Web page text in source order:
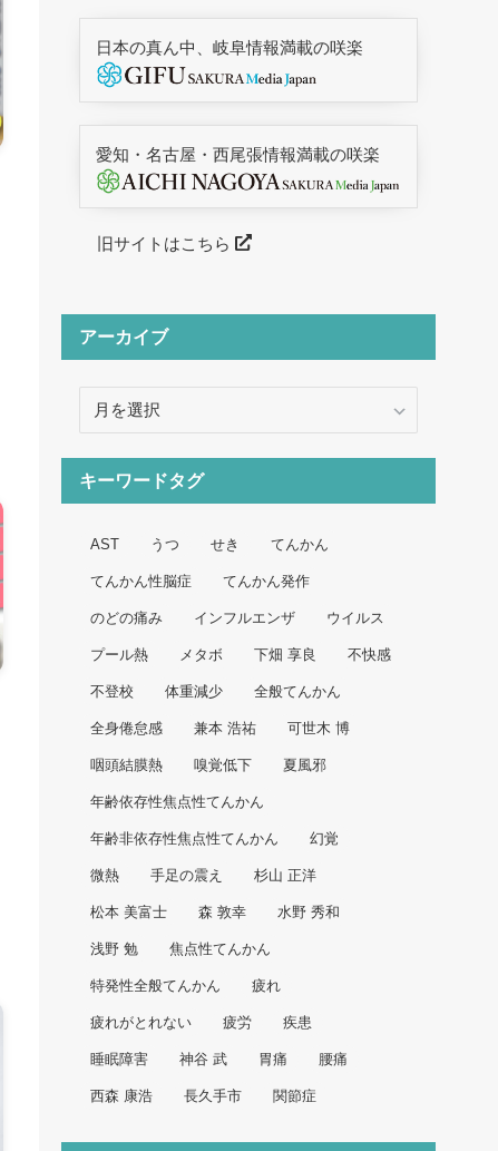
日本の真ん中、岐阜情報満載の咲楽
愛知・名古屋・西尾張情報満載の咲楽
旧サイトはこちら
アーカイブ
イ
ブ
キーワードタグ
AST うつ せき てんかん
てんかん性脳症 てんかん発作
のどの痛み インフルエンザ ウイルス
プール熱 メタボ 下畑 享良 不快感
不登校 体重減少 全般てんかん
全身倦怠感 兼本 浩祐 可世木 博
咽頭結膜熱 嗅覚低下 夏風邪
年齢依存性焦点性てんかん
年齢非依存性焦点性てんかん 幻覚
微熱 手足の震え 杉山 正洋
松本 美富士 森 敦幸 水野 秀和
浅野 勉 焦点性てんかん
特発性全般てんかん 疲れ
疲れがとれない 疲労 疾患
睡眠障害 神谷 武 胃痛 腰痛
西森 康浩 長久手市 関節症